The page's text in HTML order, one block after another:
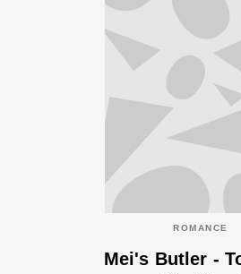
ROMANCE
Mei's Butler -